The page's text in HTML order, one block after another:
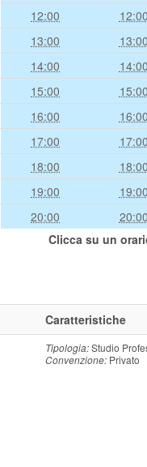
12:00 12:00
13:00 13:00
14:00 14:00
15:00 15:00
16:00 16:00
17:00 17:00
18:00 18:00
19:00 19:00
20:00 20:00
Clicca su un
Caratteristiche
Tipologia:Studio
Convenzione:Privato